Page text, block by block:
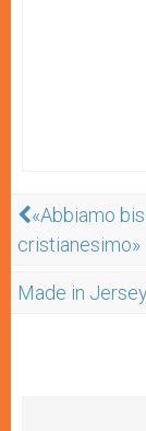
«Abbiamo
cristianesimo»
Made in Jersey